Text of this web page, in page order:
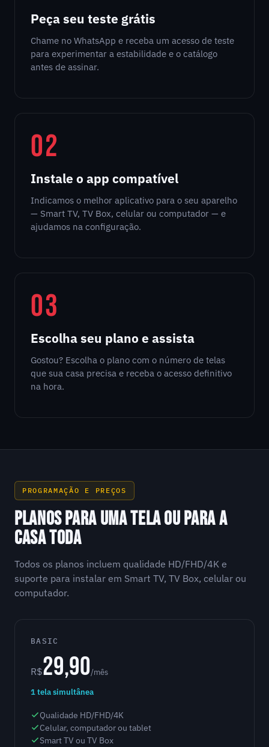
Peça seu teste grátis
Chame no WhatsApp e receba um acesso de teste
para experimentar a estabilidade e o catálogo
antes de assinar.
02
Instale o app compatível
Indicamos o melhor aplicativo para o seu aparelho
— Smart TV, TV Box, celular ou computador — e
ajudamos na configuração.
03
Escolha seu plano e assista
Gostou? Escolha o plano com o número de telas
que sua casa precisa e receba o acesso definitivo
na hora.
PROGRAMAÇÃO E PREÇOS
PLANOS PARA UMA TELA OU PARA A
CASA TODA
Todos os planos incluem qualidade HD/FHD/4K e
suporte para instalar em Smart TV, TV Box, celular ou
computador.
BASIC
R$29,90/mês
1 tela simultânea
Qualidade HD/FHD/4K
Celular, computador ou tablet
Smart TV ou TV Box